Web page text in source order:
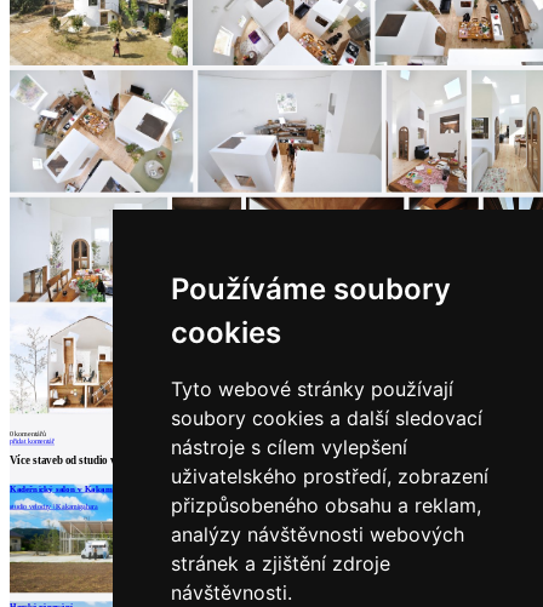
Používáme soubory
cookies
Tyto webové stránky používají
soubory cookies a další sledovací
nástroje s cílem vylepšení
uživatelského prostředí, zobrazení
přizpůsobeného obsahu a reklam,
analýzy návštěvnosti webových
stránek a zjištění zdroje
návštěvnosti.
0komentářů
přidat komentář
Více staveb odstudio velocity
Kadeřnický salon v Kakamigahara
studio velocity | Kakamigahara studio velocity | Kota
Dům obklopený živými ploty
studio velocity
načíst další
Uživatel
Katalog
architektů
Katalog
dodavatelů
Vložit
inzerát
do
práce
Newsletter
Přihlaste se k odběru našeho pravidelného
týdenního newsletteru:
Fill in „nospam“
© Archiweb, s.r.o. 1997-2026
ISSN: 1801-3902